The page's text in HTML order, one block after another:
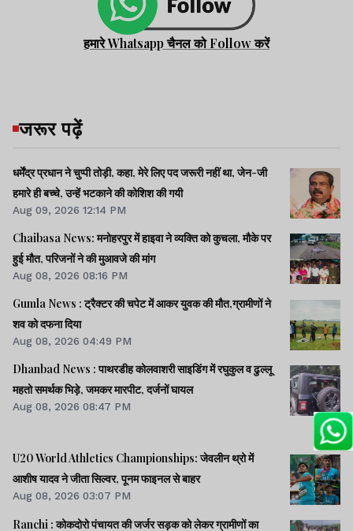
हमारे Whatsapp चैनल को Follow करें
जरूर पढ़ें
धर्मेंद्र प्रधान ने चुप्पी तोड़ी, कहा, मेरे लिए पद जरूरी नहीं था, जेन-जी
हमारे ही बच्चे, उन्हें भटकाने की कोशिश की गयी
Aug 09, 2026 12:14 PM
Chaibasa News: मनोहरपुर में हाइवा ने व्यक्ति को कुचला, मौके पर
हुई मौत, परिजनों ने की मुआवजे की मांग
Aug 08, 2026 08:16 PM
Gumla News : ट्रैक्टर की चपेट में आकर युवक की मौत,ग्रामीणों ने
शव को दफना दिया
Aug 08, 2026 04:49 PM
Dhanbad News : पाथरडीह कोलवाशरी साइडिंग में रघुकुल व ढुल्लू
महतो समर्थक भिड़े, जमकर मारपीट, दर्जनों घायल
Aug 08, 2026 08:47 PM
U20 World Athletics Championships: जेवलीन थ्रो में
आशीष यादव ने जीता सिल्वर, पूनम फाइनल से बाहर
Aug 08, 2026 03:07 PM
Ranchi : कोकदोरो पंचायत की जर्जर सड़क को लेकर ग्रामीणों का